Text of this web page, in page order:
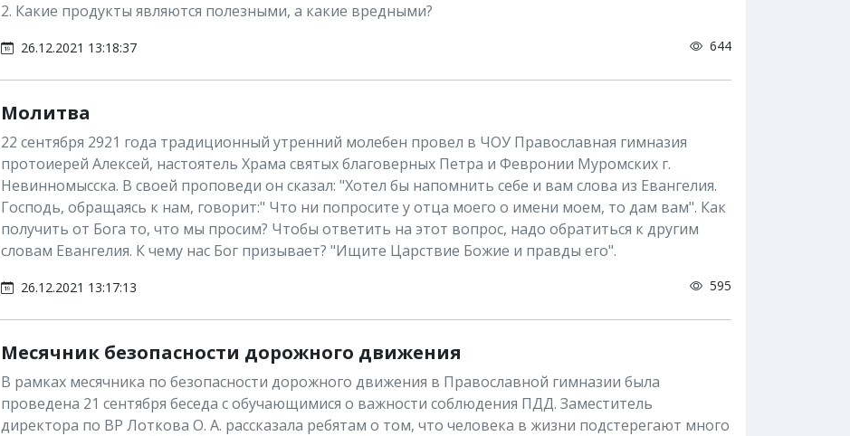
2. Какие продукты являются полезными, а какие вредными?
26.12.2021 13:18:37 644
Молитва
22 сентября 2921 года традиционный утренний молебен провел в ЧОУ Православная гимназия
протоиерей Алексей, настоятель Храма святых благоверных Петра и Февронии Муромских г.
Невинномысска. В своей проповеди он сказал: "Хотел бы напомнить себе и вам слова из Евангелия.
Господь, обращаясь к нам, говорит:" Что ни попросите у отца моего о имени моем, то дам вам". Как
получить от Бога то, что мы просим? Чтобы ответить на этот вопрос, надо обратиться к другим
словам Евангелия. К чему нас Бог призывает? "Ищите Царствие Божие и правды его".
26.12.2021 13:17:13 595
Месячник безопасности дорожного движения
В рамках месячника по безопасности дорожного движения в Православной гимназии была
проведена 21 сентября беседа с обучающимися о важности соблюдения ПДД. Заместитель
директора по ВР Лоткова О. А. рассказала ребятам о том, что человека в жизни подстерегают много